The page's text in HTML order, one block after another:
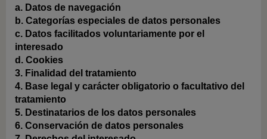
a. Datos de navegación
b. Categorías especiales de datos personales
c. Datos facilitados voluntariamente por el
interesado
d. Cookies
3. Finalidad del tratamiento
4. Base legal y carácter obligatorio o facultativo del
tratamiento
5. Destinatarios de los datos personales
6. Conservación de datos personales